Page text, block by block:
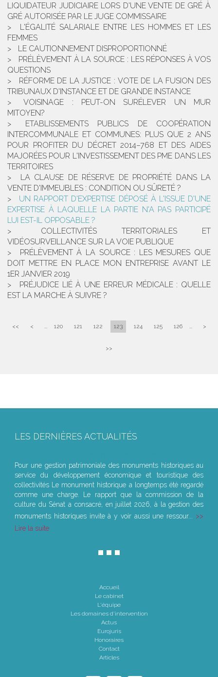
LIQUIDATEUR JUDICIAIRE LORS D'UNE VENTE DE GRÉ À
GRÉ AUTORISÉE PAR LE JUGE COMMISSAIRE
L'ÉGALITÉ SALARIALE ENTRE LES HOMMES ET LES
FEMMES
LE CAUTIONNEMENT DISPROPORTIONNÉ
PRÉLÈVEMENT À LA SOURCE : LES RÉPONSES À VOS
QUESTIONS
RÉFORME DE LA JUSTICE : VOTE DE LA FUSION DES
TRIBUNAUX D'INSTANCE ET DE GRANDE INSTANCE
VOISINAGE : PEUT-ON SURÉLEVER UN MUR
MITOYEN?
ETABLISSEMENTS PUBLICS DE COOPÉRATION
INTERCOMMUNALE ET COMMUNES: PLUS QUE 2 ANS
POUR PROFITER DU DÉCRET 2014–768 ET DES AIDES
MAJORÉES POUR L'INVESTISSEMENT DES PME DANS LES
TERRITOIRES
LA CLAUSE DE RÉSERVE DE PROPRIÉTÉ DANS LA
VENTE D'IMMEUBLES : CONDITION OU SÛRETÉ ?
UN RAPPORT D'EXPERTISE DÉPOSÉ À L'ISSUE D'UNE
EXPERTISE À LAQUELLE LA PARTIE N'A PAS PARTICIPÉ
LUI EST-IL OPPOSABLE ?
COLLECTIVITÉS TERRITORIALES ET
VIDÉOSURVEILLANCE SUR LA VOIE PUBLIQUE
PRÉLÈVEMENT À LA SOURCE : LES MESURES QUE
DOIT METTRE EN PLACE MON ENTREPRISE AVANT LE
1ER JANVIER 2019
PRÉJUDICE LIÉ À UNE ERREUR MÉDICALE : QUELLE
EST LA MARCHE À SUIVRE ?
<< < 120 121 122 123 124 125 126 >
>>
LES DERNIÈRES ACTUALITÉS
Pour une gestion patrimoniale des monuments historiques au
service du développement économique et touristique des
collectivités Le monument historique a longtemps été regardé
comme une charge. Le rapport que la commission de la
culture du Sénat a consacré, en juillet 2026, à la gestion des
monuments historiques invite à y voir aussi une ressour...
Lire la suite
Accueil
Le cabinet
L'équipe
Les domaines d'intervention
Actus
Eurojuris
Honoraires
Contact
Articles